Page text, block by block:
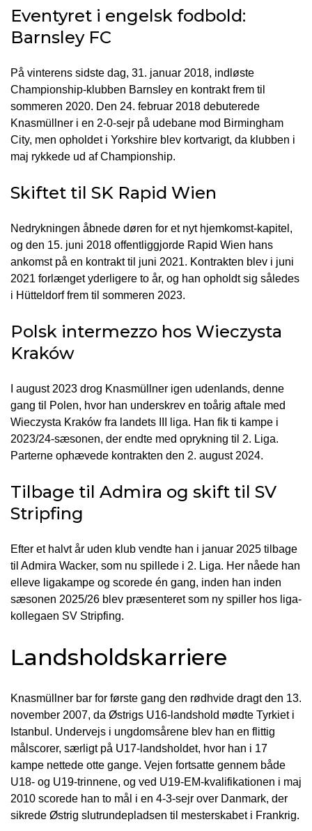
Eventyret i engelsk fodbold:
Barnsley FC
På vinterens sidste dag, 31. januar 2018, indløste
Championship-klubben Barnsley en kontrakt frem til
sommeren 2020. Den 24. februar 2018 debuterede
Knasmüllner i en 2-0-sejr på udebane mod Birmingham
City, men opholdet i Yorkshire blev kortvarigt, da klubben i
maj rykkede ud af Championship.
Skiftet til SK Rapid Wien
Nedrykningen åbnede døren for et nyt hjemkomst-kapitel,
og den 15. juni 2018 offentliggjorde Rapid Wien hans
ankomst på en kontrakt til juni 2021. Kontrakten blev i juni
2021 forlænget yderligere to år, og han opholdt sig således
i Hütteldorf frem til sommeren 2023.
Polsk intermezzo hos Wieczysta
Kraków
I august 2023 drog Knasmüllner igen udenlands, denne
gang til Polen, hvor han underskrev en toårig aftale med
Wieczysta Kraków fra landets III liga. Han fik ti kampe i
2023/24-sæsonen, der endte med oprykning til 2. Liga.
Parterne ophævede kontrakten den 2. august 2024.
Tilbage til Admira og skift til SV
Stripfing
Efter et halvt år uden klub vendte han i januar 2025 tilbage
til Admira Wacker, som nu spillede i 2. Liga. Her nåede han
elleve ligakampe og scorede én gang, inden han inden
sæsonen 2025/26 blev præsenteret som ny spiller hos liga-
kollegaen SV Stripfing.
Landsholdskarriere
Knasmüllner bar for første gang den rødhvide dragt den 13.
november 2007, da Østrigs U16-landshold mødte Tyrkiet i
Istanbul. Undervejs i ungdomsårene blev han en flittig
målscorer, særligt på U17-landsholdet, hvor han i 17
kampe nettede otte gange. Vejen fortsatte gennem både
U18- og U19-trinnene, og ved U19-EM-kvalifikationen i maj
2010 scorede han to mål i en 4-3-sejr over Danmark, der
sikrede Østrig slutrundepladsen til mesterskabet i Frankrig.